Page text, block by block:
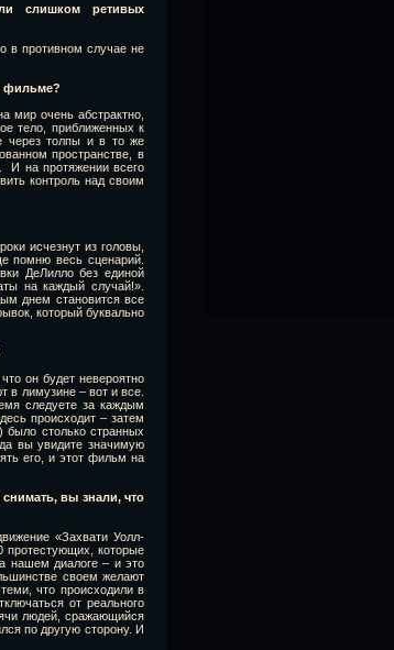
слишком ретивых
в противном случае не
фильме?
мир очень абстрактно,
тело, приближенных к
через толпы и в то же
пространстве, в
И на протяжении всего
контроль над своим
исчезнут из головы,
помню весь сценарий.
ДеЛилло без единой
на каждый случай!».
днем становится все
который буквально
он будет невероятно
в лимузине – вот и все.
следуете за каждым
происходит – затем
столько странных
вы увидите значимую
его, и этот фильм на
вы знали, что
«Захвати Уолл-
протестующих, которые
нашем диалоге – и это
своем желают
что происходили в
от реального
людей, сражающийся
по другую сторону. И